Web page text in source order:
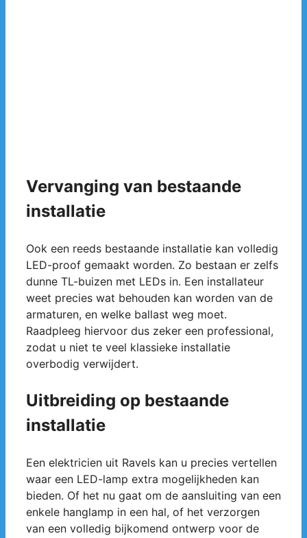
Vervanging van bestaande
installatie
Ook een reeds bestaande installatie kan volledig
LED-proof gemaakt worden. Zo bestaan er zelfs
dunne TL-buizen met LEDs in. Een installateur
weet precies wat behouden kan worden van de
armaturen, en welke ballast weg moet.
Raadpleeg hiervoor dus zeker een professional,
zodat u niet te veel klassieke installatie
overbodig verwijdert.
Uitbreiding op bestaande
installatie
Een elektricien uit Ravels kan u precies vertellen
waar een LED-lamp extra mogelijkheden kan
bieden. Of het nu gaat om de aansluiting van een
enkele hanglamp in een hal, of het verzorgen
van een volledig bijkomend ontwerp voor de